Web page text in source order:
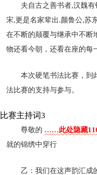
夫自古之善书者,汉魏
宋,更是名家辈出.颜鲁公,苏
在不断的颠覆与继承中不断
物还看今朝，还看在座的每
本次硬笔书法比赛，到
法比赛的支持与参与。
比赛主持词3
尊敬的 ……此处隐藏
就的锦绣中穿行
乙：我们在这声韵汇成